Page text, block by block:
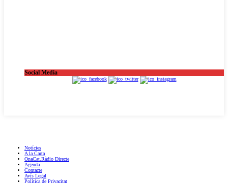
Social Media
Notícies
A la Carta
OnaCat.Ràdio Directe
Agenda
Contacte
Avís Legal
Política de Privacitat